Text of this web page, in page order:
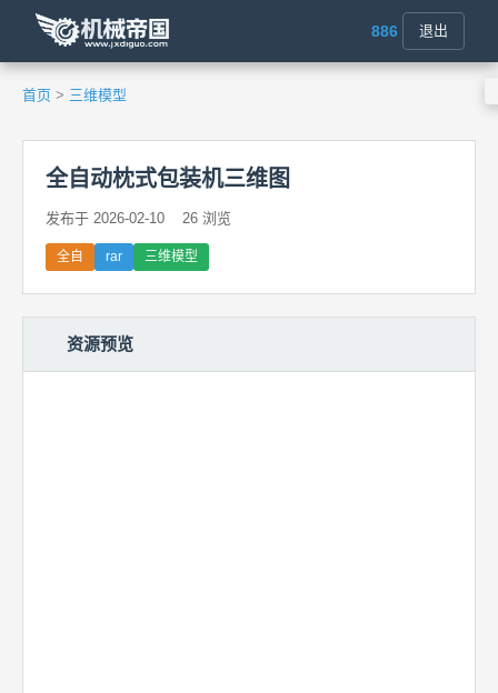
886 退出
首页 > 三维模型
全自动枕式包装机三维图
发布于 2026-02-10 26 浏览
全自 rar 三维模型
资源预览